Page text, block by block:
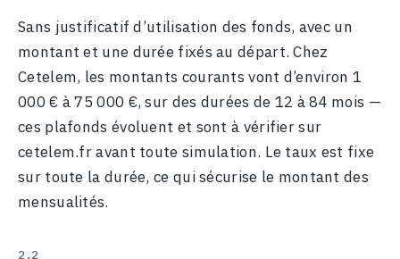
Sans justificatif d’utilisation des fonds, avec un
montant et une durée fixés au départ. Chez
Cetelem, les montants courants vont d’environ 1
000 € à 75 000 €, sur des durées de 12 à 84 mois —
ces plafonds évoluent et sont à vérifier sur
cetelem.fr avant toute simulation. Le taux est fixe
sur toute la durée, ce qui sécurise le montant des
mensualités.